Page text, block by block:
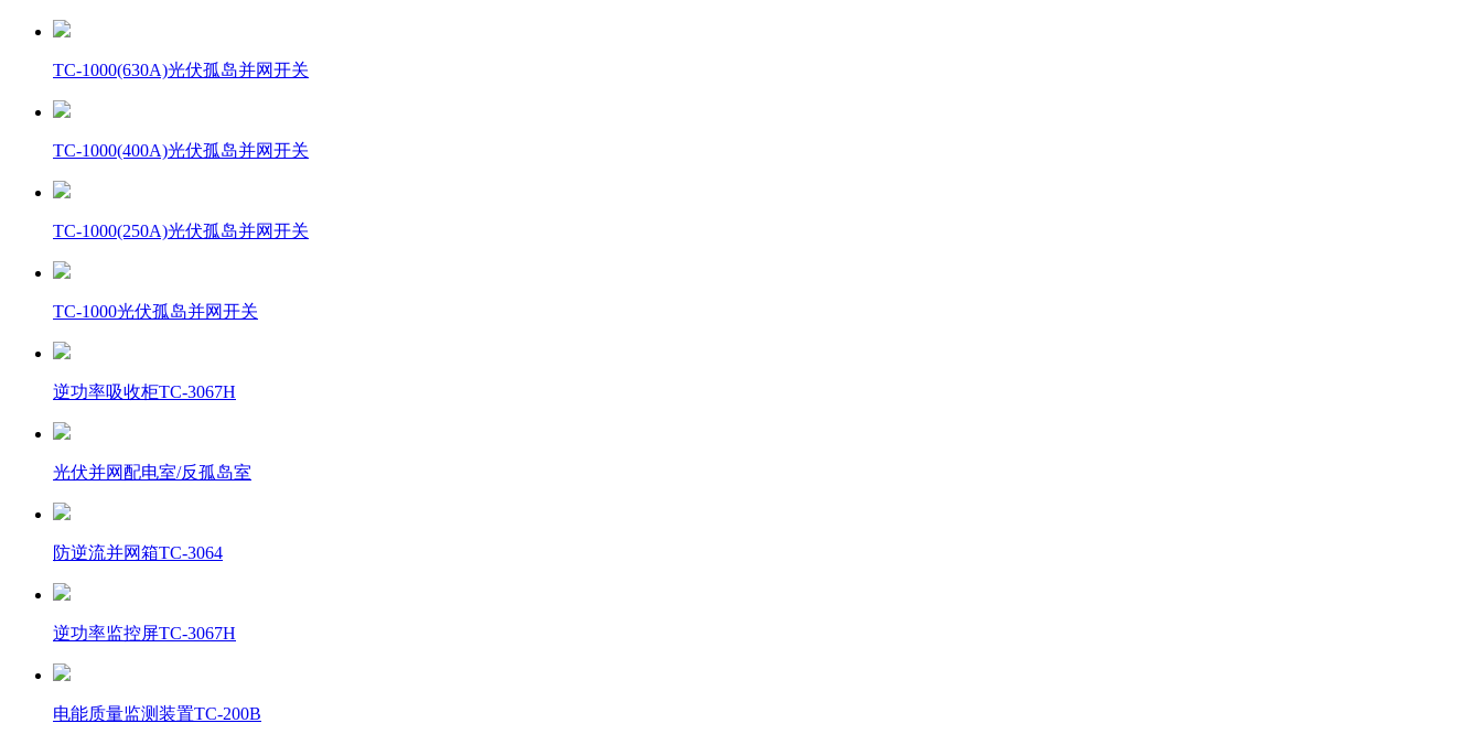
TC-1000(630A)光伏孤岛并网开关
TC-1000(400A)光伏孤岛并网开关
TC-1000(250A)光伏孤岛并网开关
TC-1000光伏孤岛并网开关
逆功率吸收柜TC-3067H
光伏并网配电室/反孤岛室
防逆流并网箱TC-3064
逆功率监控屏TC-3067H
电能质量监测装置TC-200B